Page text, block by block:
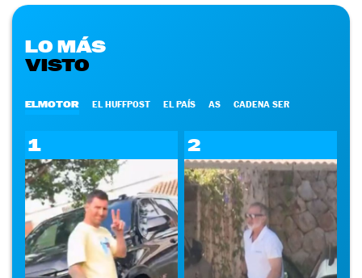
LO MÁS
VISTO
ELMOTOR EL HUFFPOST EL PAÍS AS CADENA SER
1 2